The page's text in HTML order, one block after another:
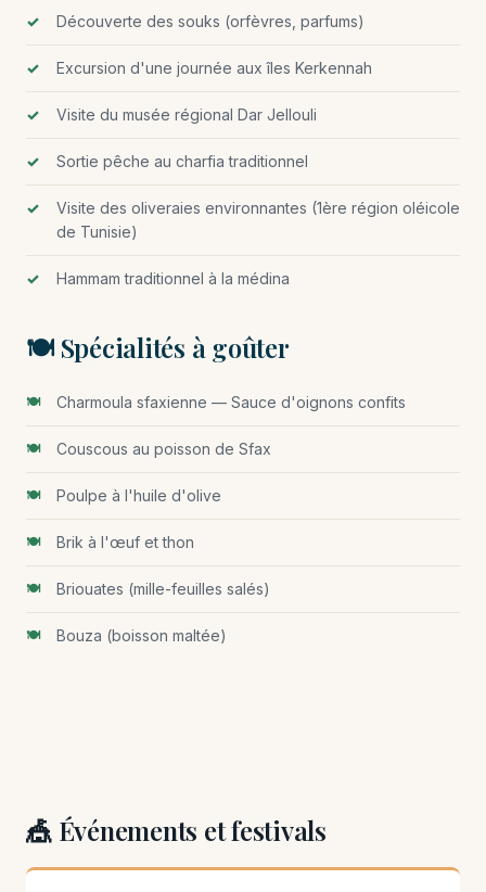
Découverte des souks (orfèvres, parfums)
Excursion d'une journée aux îles Kerkennah
Visite du musée régional Dar Jellouli
Sortie pêche au charfia traditionnel
Visite des oliveraies environnantes (1ère région oléicole
de Tunisie)
Hammam traditionnel à la médina
🍽️ Spécialités à goûter
Charmoula sfaxienne — Sauce d'oignons confits
Couscous au poisson de Sfax
Poulpe à l'huile d'olive
Brik à l'œuf et thon
Briouates (mille-feuilles salés)
Bouza (boisson maltée)
🎪 Événements et festivals